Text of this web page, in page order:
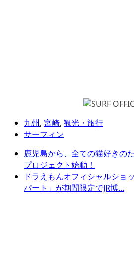
九州, 宮崎, 観光・旅行
サーフィン
鹿児島から、全ての猫好きの
プロジェクト始動！
ドラえもんオフィシャルショ
パート」が期間限定でJR博...